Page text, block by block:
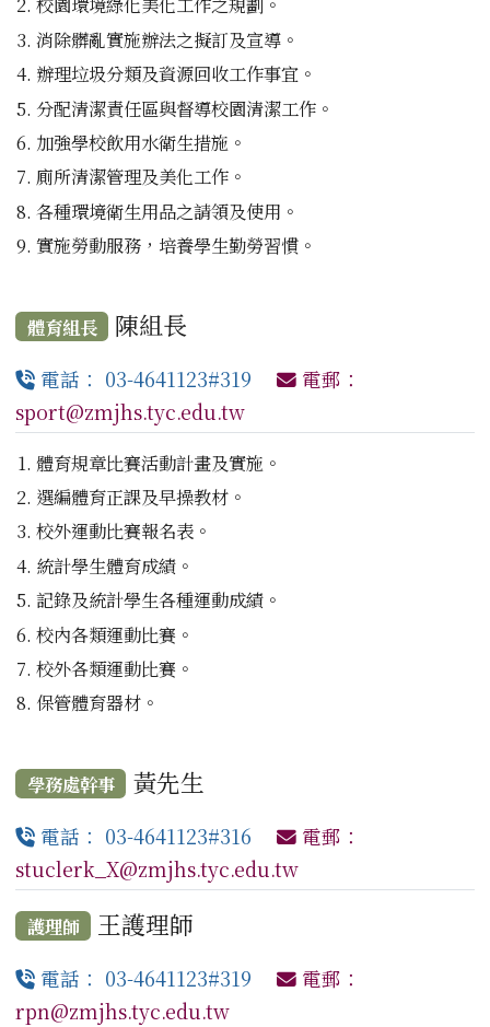
消除髒亂實施辦法之擬訂及宣導。
辦理垃圾分類及資源回收工作事宜。
分配清潔責任區與督導校園清潔工作。
加強學校飲用水衛生措施。
廁所清潔管理及美化工作。
各種環境衛生用品之請領及使用。
實施勞動服務，培養學生勤勞習慣。
體育組長 陳組長
電話： 03-4641123#319
電郵：
sport@zmjhs.tyc.edu.tw
體育規章比賽活動計畫及實施。
選編體育正課及早操教材。
校外運動比賽報名表。
統計學生體育成績。
記錄及統計學生各種運動成績。
校內各類運動比賽。
校外各類運動比賽。
保管體育器材。
學務處幹事 黃先生
電話： 03-4641123#316
電郵：
stuclerk_X@zmjhs.tyc.edu.tw
護理師 王護理師
電話： 03-4641123#319
電郵：
rpn@zmjhs.tyc.edu.tw